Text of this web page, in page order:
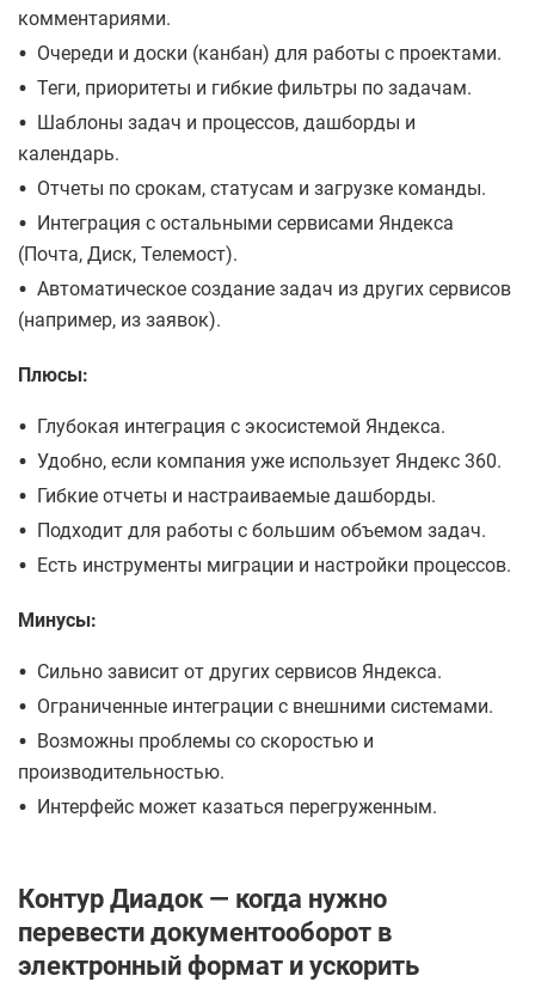
комментариями.
• Очереди и доски (канбан) для работы с проектами.
• Теги, приоритеты и гибкие фильтры по задачам.
• Шаблоны задач и процессов, дашборды и
календарь.
• Отчеты по срокам, статусам и загрузке команды.
• Интеграция с остальными сервисами Яндекса
(Почта, Диск, Телемост).
• Автоматическое создание задач из других сервисов
(например, из заявок).
Плюсы:
• Глубокая интеграция с экосистемой Яндекса.
• Удобно, если компания уже использует Яндекс 360.
• Гибкие отчеты и настраиваемые дашборды.
• Подходит для работы с большим объемом задач.
• Есть инструменты миграции и настройки процессов.
Минусы:
• Сильно зависит от других сервисов Яндекса.
• Ограниченные интеграции с внешними системами.
• Возможны проблемы со скоростью и
производительностью.
• Интерфейс может казаться перегруженным.
Контур Диадок — когда нужно
перевести документооборот в
электронный формат и ускорить